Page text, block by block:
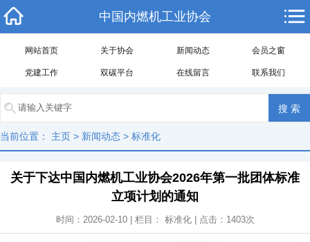
中国内燃机工业协会
网站首页 关于协会 新闻动态 会员之窗
党建工作 双碳平台 在线留言 联系我们
当前位置： 主页 > 新闻动态 > 标准化
关于下达中国内燃机工业协会2026年第一批团体标准
立项计划的通知
时间：2026-02-10 | 栏目： 标准化| 点击： 1403次